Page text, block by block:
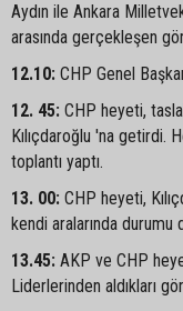
Aydın ile Ankara
arasında gerçekleşen
12.10: CHP Genel
12. 45: CHP heyeti,
Kılıçdaroğlu 'na getirdi.
toplantı yaptı.
13. 00: CHP heyeti,
kendi aralarında
13.45: AKP ve CHP
Liderlerinden aldıkları